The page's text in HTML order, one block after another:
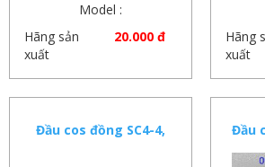
Model :
Hãng sản
xuất
20.000 đ
Hãng
xuất
Đầu cos đồng SC4-4,
Đầu